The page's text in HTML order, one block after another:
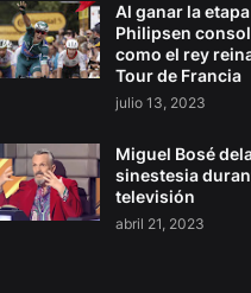
Al ganar la
Philipsen
como el rey
Tour de Francia
julio 13, 2023
Miguel Bosé
sinestesia
televisión
abril 21, 2023